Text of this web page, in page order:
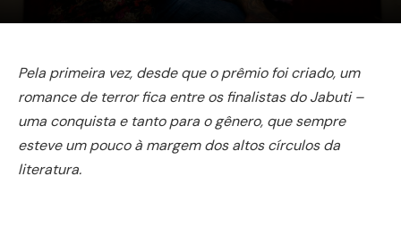
Pela primeira vez, desde que o prêmio foi criado, um
romance de terror fica entre os finalistas do Jabuti –
uma conquista e tanto para o gênero, que sempre
esteve um pouco à margem dos altos círculos da
literatura.